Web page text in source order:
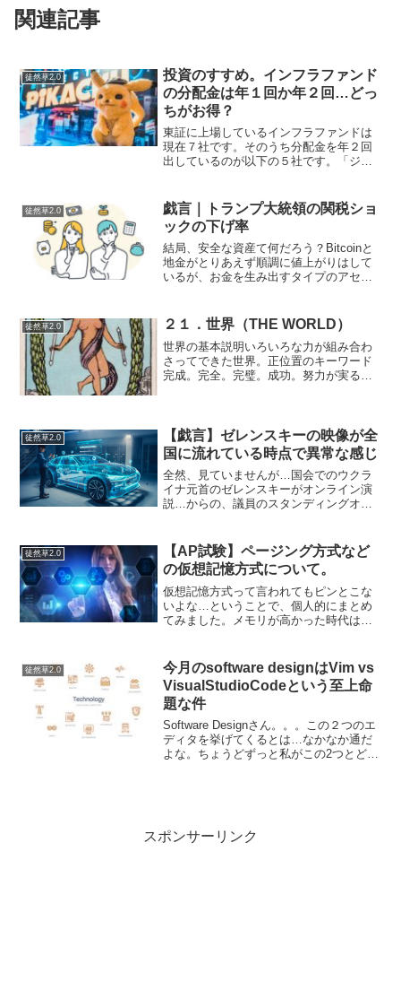
関連記事
徒然草2.0
投資のすすめ。インフラファンド
の分配金は年１回か年２回…どっ
ちがお得？
東証に上場しているインフラファンドは
現在７社です。そのうち分配金を年２回
出しているのが以下の５社です。「ジャ
ナディアン・ソーラー・インフラ投資法
人」「日本再生可能...
徒然草2.0
戯言｜トランプ大統領の関税ショ
ックの下げ率
結局、安全な資産て何だろう？Bitcoinと
地金がとりあえず順調に値上がりはして
いるが、お金を生み出すタイプのアセッ
が⋯新興国株式インデックスで14%、米
国リートインデッ...
徒然草2.0 ２１．世界（THE WORLD）
世界の基本説明いろいろな力が組み合わ
さってできた世界。正位置のキーワード
完成。完全。完璧。成功。努力が実る。
勝。攻略。結婚。満足。世界...
徒然草2.0
【戯言】ゼレンスキーの映像が全
国に流れている時点で異常な感じ
全然、見ていませんが…国会でのウクラ
イナ元首のゼレンスキーがオンライン演
説…からの、議員のスタンディングオベ
方的な情報を全チャンネルを流すこと自
体が「異様」なんですけど...
徒然草2.0
【AP試験】ページング方式など
の仮想記憶方式について。
仮想記憶方式って言われてもピンとこな
いよな…ということで、個人的にまとめ
てみました。メモリが高かった時代はよ
のDDR5が1万円を切る時代(2022年現在）
になり、メモ...
徒然草2.0
今月のsoftware designはVim vs
VisualStudioCodeという至上命
題な件
Software Designさん。。。この２つのエ
ディタを挙げてくるとは…なかなか通だ
よな。ちょうどずっと私がこの2つとどう
スポンサーリンク